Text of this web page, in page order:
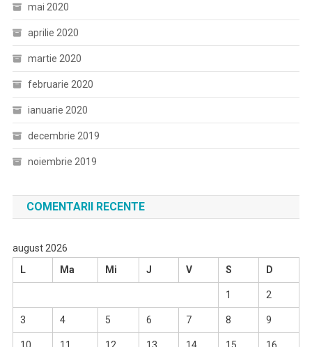
mai 2020
aprilie 2020
martie 2020
februarie 2020
ianuarie 2020
decembrie 2019
noiembrie 2019
COMENTARII RECENTE
august 2026
L
Ma Mi J V S D
1 2
3 4 5 6 7 8 9